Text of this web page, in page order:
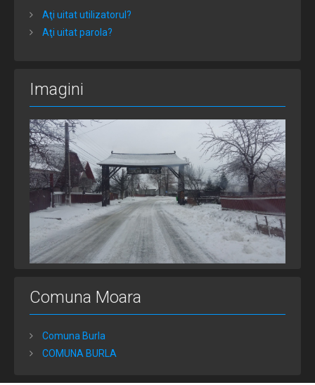
Aţi uitat utilizatorul?
Aţi uitat parola?
Imagini
Comuna Moara
Comuna Burla
COMUNA BURLA